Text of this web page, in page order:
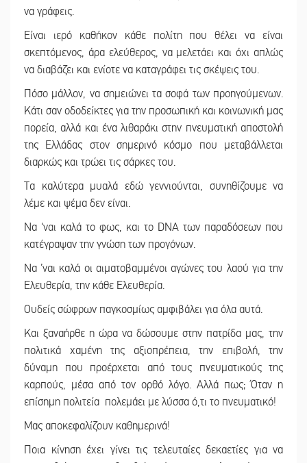
να γράφεις.
Είναι ιερό καθήκον κάθε πολίτη που θέλει να είναι
σκεπτόμενος, άρα ελεύθερος, να μελετάει και όχι απλώς
να διαβάζει και ενίοτε να καταγράφει τις σκέψεις του.
Πόσο μάλλον, να σημειώνει τα σοφά των προηγούμενων.
Κάτι σαν οδοδείκτες για την προσωπική και κοινωνική μας
πορεία, αλλά και ένα λιθαράκι στην πνευματική αποστολή
της Ελλάδας στον σημερινό κόσμο που μεταβάλλεται
διαρκώς και τρώει τις σάρκες του.
Τα καλύτερα μυαλά εδώ γεννιούνται, συνηθίζουμε να
λέμε και ψέμα δεν είναι.
Να ‘ναι καλά το φως, και το DNA των παραδόσεων που
κατέγραψαν την γνώση των προγόνων.
Να ’ναι καλά οι αιματοβαμμένοι αγώνες του λαού για την
Ελευθερία, την κάθε Ελευθερία.
Ουδείς σώφρων παγκοσμίως αμφιβάλει για όλα αυτά.
Και ξαναήρθε η ώρα να δώσουμε στην πατρίδα μας, την
πολιτικά χαμένη της αξιοπρέπεια, την επιβολή, την
δύναμη που προέρχεται από τους πνευματικούς της
καρπούς, μέσα από τον ορθό λόγο. Αλλά πως; Όταν η
επίσημη πολιτεία πολεμάει με λύσσα ό,τι το πνευματικό!
Μας αποκεφαλίζουν καθημερινά!
Ποια κίνηση έχει γίνει τις τελευταίες δεκαετίες για να